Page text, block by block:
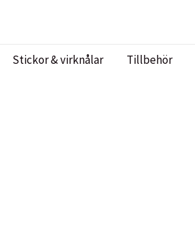
Stickor & virknålar Tillbehör